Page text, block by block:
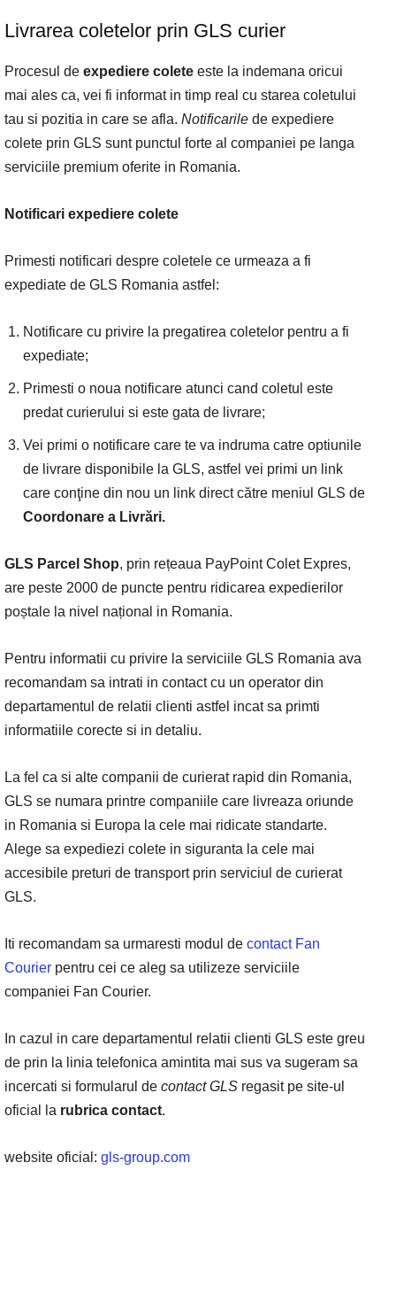
Livrarea coletelor prin GLS curier
Procesul de expediere colete este la indemana oricui
mai ales ca, vei fi informat in timp real cu starea coletului
tau si pozitia in care se afla. Notificarile de expediere
colete prin GLS sunt punctul forte al companiei pe langa
serviciile premium oferite in Romania.
Notificari expediere colete
Primesti notificari despre coletele ce urmeaza a fi
expediate de GLS Romania astfel:
Notificare cu privire la pregatirea coletelor pentru a fi
expediate;
Primesti o noua notificare atunci cand coletul este
predat curierului si este gata de livrare;
Vei primi o notificare care te va indruma catre optiunile
de livrare disponibile la GLS, astfel vei primi un link
care conţine din nou un link direct către meniul GLS de
Coordonare a Livrări.
GLS Parcel Shop, prin rețeaua PayPoint Colet Expres,
are peste 2000 de puncte pentru ridicarea expedierilor
poștale la nivel național in Romania.
Pentru informatii cu privire la serviciile GLS Romania ava
recomandam sa intrati in contact cu un operator din
departamentul de relatii clienti astfel incat sa primti
informatiile corecte si in detaliu.
La fel ca si alte companii de curierat rapid din Romania,
GLS se numara printre companiile care livreaza oriunde
in Romania si Europa la cele mai ridicate standarte.
Alege sa expediezi colete in siguranta la cele mai
accesibile preturi de transport prin serviciul de curierat
GLS.
Iti recomandam sa urmaresti modul de contact Fan
Courier pentru cei ce aleg sa utilizeze serviciile
companiei Fan Courier.
In cazul in care departamentul relatii clienti GLS este greu
de prin la linia telefonica amintita mai sus va sugeram sa
incercati si formularul de contact GLS regasit pe site-ul
oficial la rubrica contact.
website oficial: gls-group.com